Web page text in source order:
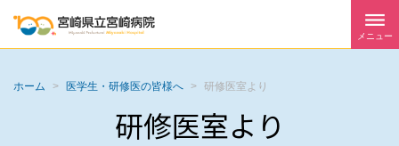
メニュー
ホーム > 医学生・研修医の皆様へ > 研修医室より
研修医室より